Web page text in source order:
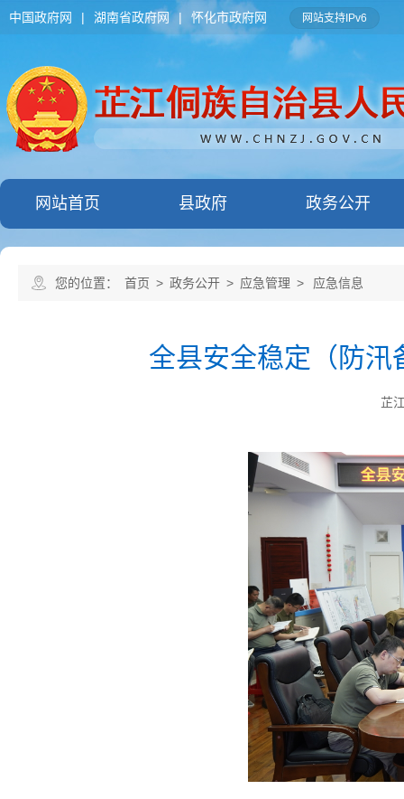
中国政府网 | 湖南省政府网 | 怀化市政府网 网站支持IPv6
网站首页 县政府 政务公开
您的位置： 首页 > 政务公开 > 应急管理 > 应急信息
全县安全稳定（防
芷